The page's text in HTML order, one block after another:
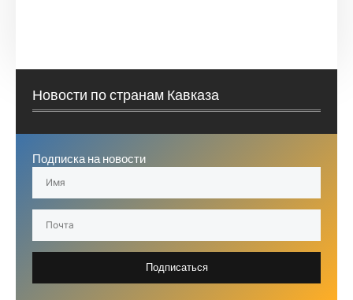
Новости по странам Кавказа
Подписка на новости
Подписаться